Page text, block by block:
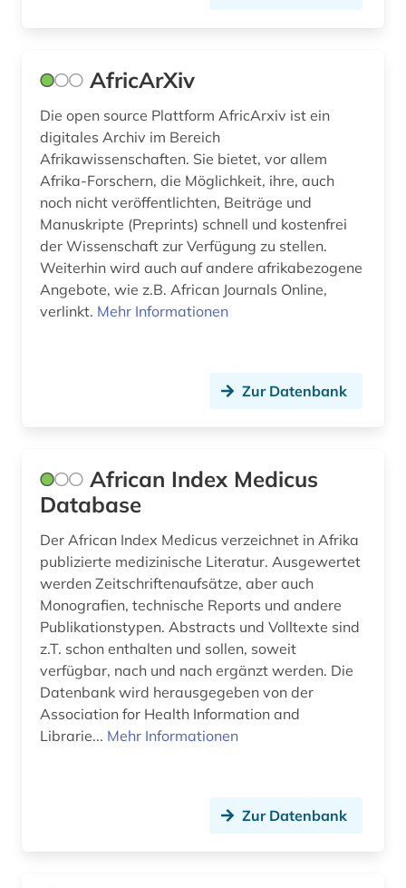
AfricArXiv
Die open source Plattform AfricArxiv ist ein
digitales Archiv im Bereich
Afrikawissenschaften. Sie bietet, vor allem
Afrika-Forschern, die Möglichkeit, ihre, auch
noch nicht veröffentlichten, Beiträge und
Manuskripte (Preprints) schnell und kostenfrei
der Wissenschaft zur Verfügung zu stellen.
Weiterhin wird auch auf andere afrikabezogene
Angebote, wie z.B. African Journals Online,
verlinkt. Mehr Informationen
Zur Datenbank
African Index Medicus
Database
Der African Index Medicus verzeichnet in Afrika
publizierte medizinische Literatur. Ausgewertet
werden Zeitschriftenaufsätze, aber auch
Monografien, technische Reports und andere
Publikationstypen. Abstracts und Volltexte sind
z.T. schon enthalten und sollen, soweit
verfügbar, nach und nach ergänzt werden. Die
Datenbank wird herausgegeben von der
Association for Health Information and
Librarie... Mehr Informationen
Zur Datenbank